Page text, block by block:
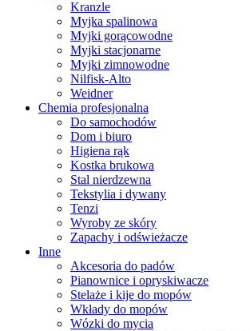
Kranzle
Myjka spalinowa
Myjki gorącowodne
Myjki stacjonarne
Myjki zimnowodne
Nilfisk-Alto
Weidner
Chemia profesjonalna
Do samochodów
Dom i biuro
Higiena rąk
Kostka brukowa
Stal nierdzewna
Tekstylia i dywany
Tenzi
Wyroby ze skóry
Zapachy i odświeżacze
Inne
Akcesoria do padów
Pianownice i opryskiwacze
Stelaże i kije do mopów
Wkłady do mopów
Wózki do mycia